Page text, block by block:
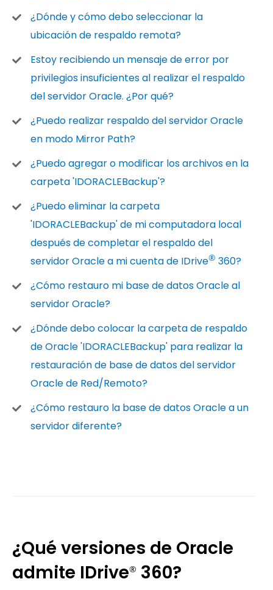
¿Dónde y cómo debo seleccionar la
ubicación de respaldo remota?
Estoy recibiendo un mensaje de error por
privilegios insuficientes al realizar el respaldo
del servidor Oracle. ¿Por qué?
¿Puedo realizar respaldo del servidor Oracle
en modo Mirror Path?
¿Puedo agregar o modificar los archivos en la
carpeta 'IDORACLEBackup'?
¿Puedo eliminar la carpeta
'IDORACLEBackup' de mi computadora local
después de completar el respaldo del
servidor Oracle a mi cuenta de IDrive® 360?
¿Cómo restauro mi base de datos Oracle al
servidor Oracle?
¿Dónde debo colocar la carpeta de respaldo
de Oracle 'IDORACLEBackup' para realizar la
restauración de base de datos del servidor
Oracle de Red/Remoto?
¿Cómo restauro la base de datos Oracle a un
servidor diferente?
¿Qué versiones de Oracle
admite IDrive® 360?